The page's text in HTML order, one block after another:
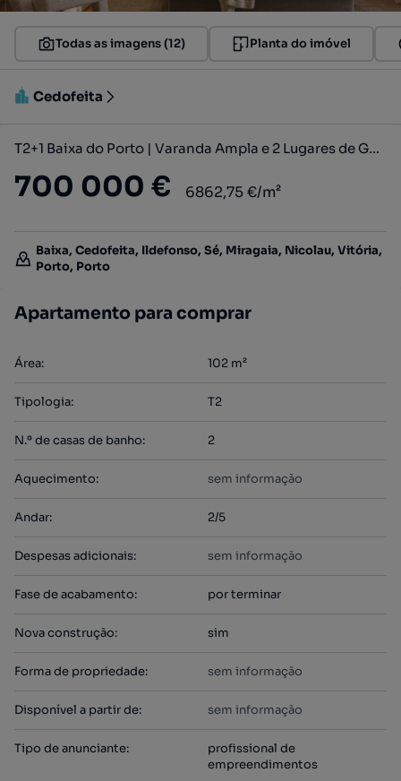
Todas as imagens (12) Planta do imóvel
Cedofeita
T2+1 Baixa do Porto | Varanda Ampla e 2 Lugares de Garagem
700 000 € 6862,75 €/m²
Baixa, Cedofeita, Ildefonso, Sé, Miragaia, Nicolau, Vitória,
Porto, Porto
Apartamento para comprar
Área: 102 m²
Tipologia: T2
N.º de casas de banho: 2
Aquecimento: sem informação
Andar: 2/5
Despesas adicionais: sem informação
Fase de acabamento: por terminar
Nova construção: sim
Forma de propriedade: sem informação
Disponível a partir de: sem informação
Tipo de anunciante:
profissional de
empreendimentos